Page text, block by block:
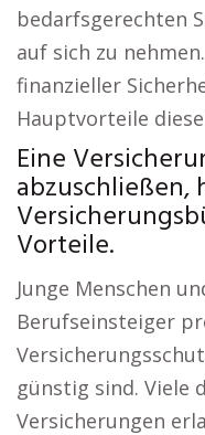
bedarfsgerechten
auf sich zu
finanzieller
Hauptvorteile
Eine
abzuschließen,
Vorteile.
Junge Menschen
Berufseinsteiger
günstig sind. Viele
Versicherungen